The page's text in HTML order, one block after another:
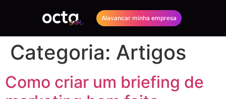
Alavancar minha empresa
Categoria: Artigos
Como criar um briefing de